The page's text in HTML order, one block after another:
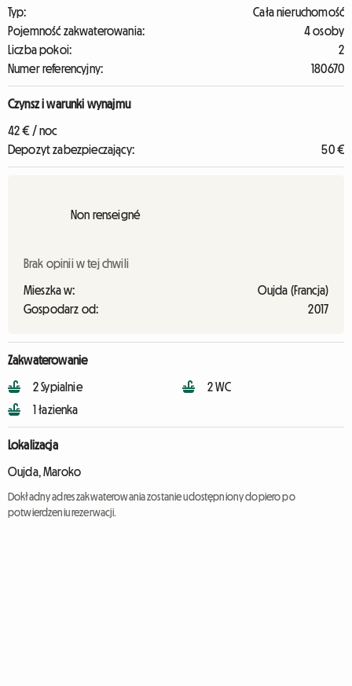
Typ:
Cała nieruchomość
Pojemność zakwaterowania:
4 osoby
Liczba pokoi:
2
Numer referencyjny:
180670
Czynsz i warunki wynajmu
42 € / noc
Depozyt zabezpieczający:
50 €
Non renseigné
Brak opinii w tej chwili
Mieszka w:
Oujda (Francja)
Gospodarz od:
2017
Zakwaterowanie
2 Sypialnie
1 łazienka
2 WC
Lokalizacja
Oujda, Maroko
Dokładny adres zakwaterowania zostanie udostępniony dopiero po
potwierdzeniu rezerwacji.